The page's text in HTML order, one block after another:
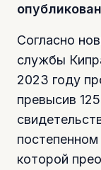
Согласно
службы
2023 году
превысив
которой